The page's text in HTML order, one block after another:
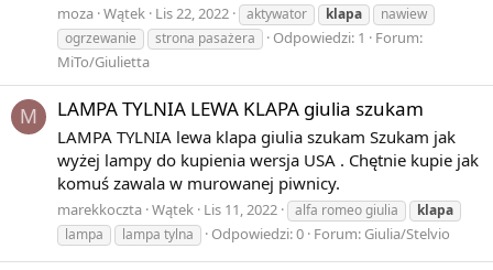
moza Wątek Lis 22, 2022 aktywator klapa
nawiew
ogrzewanie
strona pasażera Odpowiedzi: 1
Forum:
MiTo/Giulietta
M LAMPA TYLNIA LEWA KLAPA giulia szukam
LAMPA TYLNIA lewa klapa giulia szukam Szukam jak
wyżej lampy do kupienia wersja USA . Chętnie kupie jak
komuś zawala w murowanej piwnicy.
marekkoczta Wątek Lis 11, 2022 alfa romeo giulia
klapa
lampa
lampa tylna Odpowiedzi: 0 Forum: Giulia/Stelvio